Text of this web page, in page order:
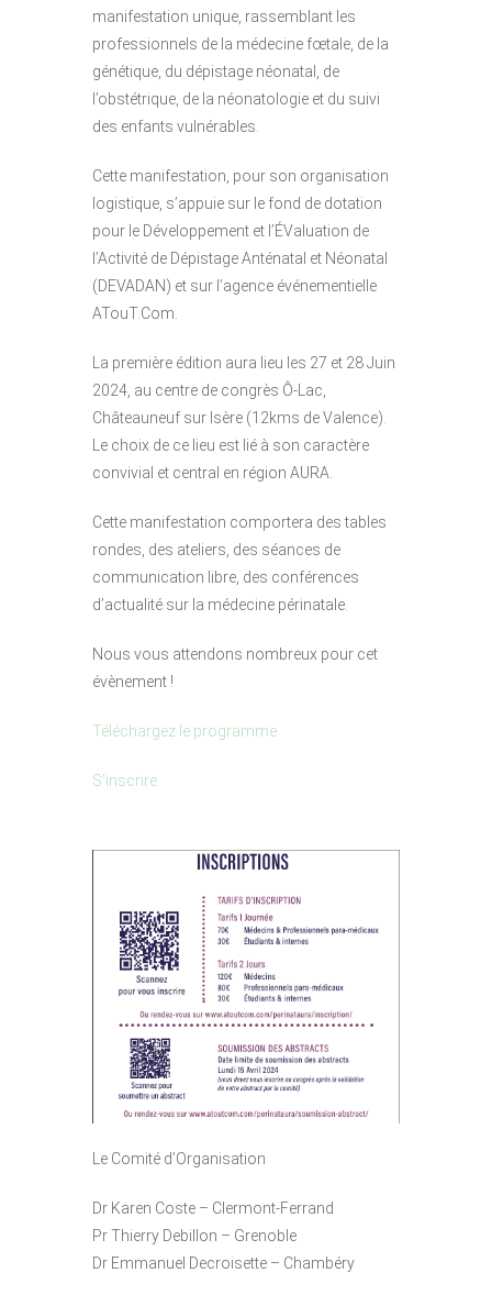
manifestation unique, rassemblant les
professionnels de la médecine fœtale, de la
génétique, du dépistage néonatal, de
l’obstétrique, de la néonatologie et du suivi
des enfants vulnérables.
Cette manifestation, pour son organisation
logistique, s’appuie sur le fond de dotation
pour le Développement et l’ÉValuation de
l’Activité de Dépistage Anténatal et Néonatal
(DEVADAN) et sur l’agence événementielle
ATouT.Com.
La première édition aura lieu les 27 et 28 Juin
2024, au centre de congrès Ô-Lac,
Châteauneuf sur Isère (12kms de Valence).
Le choix de ce lieu est lié à son caractère
convivial et central en région AURA.
Cette manifestation comportera des tables
rondes, des ateliers, des séances de
communication libre, des conférences
d’actualité sur la médecine périnatale.
Nous vous attendons nombreux pour cet
évènement !
Téléchargez le programme
S’inscrire
Le Comité d’Organisation
Dr Karen Coste – Clermont-Ferrand
Pr Thierry Debillon – Grenoble
Dr Emmanuel Decroisette – Chambéry